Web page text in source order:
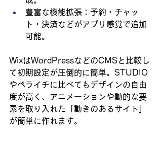
豊富な機能拡張：予約・チャッ
ト・決済などがアプリ感覚で追加
可能。
WixはWordPressなどのCMSと比較し
て初期設定が圧倒的に簡単。STUDIO
やペライチに比べてもデザインの自由
度が高く、アニメーションや動的な要
素を取り入れた「動きのあるサイト」
が簡単に作れます。